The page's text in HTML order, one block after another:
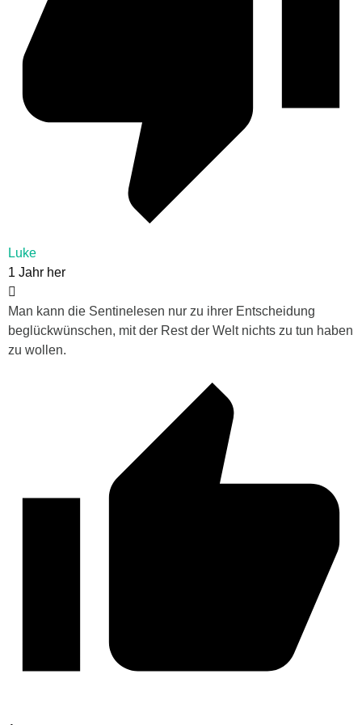
Luke
1 Jahr her
Man kann die Sentinelesen nur zu ihrer Entscheidung
beglückwünschen, mit der Rest der Welt nichts zu tun haben
zu wollen.